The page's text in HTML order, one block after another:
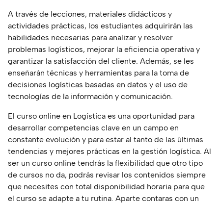
A través de lecciones, materiales didácticos y
actividades prácticas, los estudiantes adquirirán las
habilidades necesarias para analizar y resolver
problemas logísticos, mejorar la eficiencia operativa y
garantizar la satisfacción del cliente. Además, se les
enseñarán técnicas y herramientas para la toma de
decisiones logísticas basadas en datos y el uso de
tecnologías de la información y comunicación.
El curso online en Logística es una oportunidad para
desarrollar competencias clave en un campo en
constante evolución y para estar al tanto de las últimas
tendencias y mejores prácticas en la gestión logística. Al
ser un curso online tendrás la flexibilidad que otro tipo
de cursos no da, podrás revisar los contenidos siempre
que necesites con total disponibilidad horaria para que
el curso se adapte a tu rutina. Aparte contaras con un